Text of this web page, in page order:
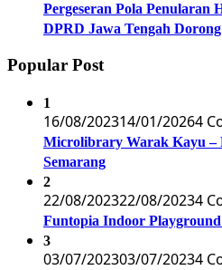
Pergeseran Pola
DPRD Jawa Tengah
Popular Post
1
16/08/202314/01/20264
Microlibrary Warak Kayu –
Semarang
2
22/08/202322/08/20234
Funtopia Indoor
3
03/07/202303/07/20234